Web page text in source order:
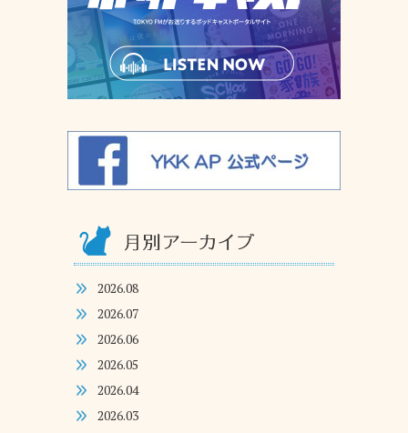
2026.08
2026.07
2026.06
2026.05
2026.04
2026.03